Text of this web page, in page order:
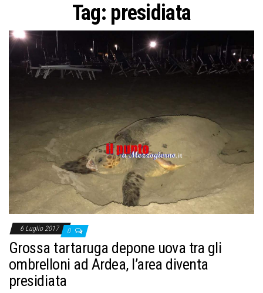
a
z
Tag: presidiata
6 Luglio 2017 0
Grossa tartaruga depone uova tra gli
ombrelloni ad Ardea, l’area diventa
presidiata